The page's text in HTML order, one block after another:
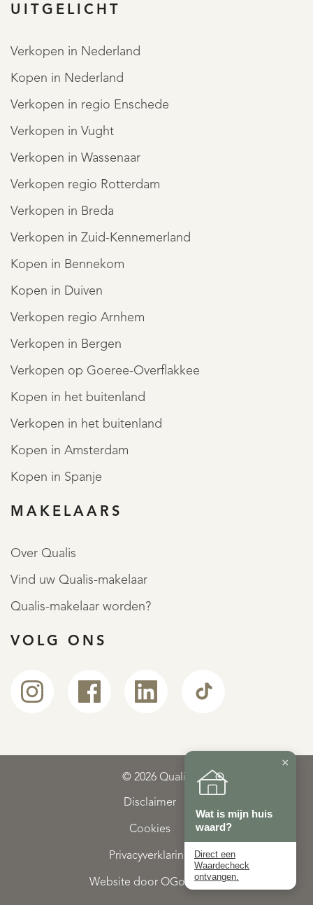
UITGELICHT
Verkopen in Nederland
Kopen in Nederland
Verkopen in regio Enschede
Verkopen in Vught
Verkopen in Wassenaar
Verkopen regio Rotterdam
Verkopen in Breda
Verkopen in Zuid-Kennemerland
Kopen in Bennekom
Kopen in Duiven
Verkopen regio Arnhem
Verkopen in Bergen
Verkopen op Goeree-Overflakkee
Kopen in het buitenland
Verkopen in het buitenland
Kopen in Amsterdam
Kopen in Spanje
MAKELAARS
Over Qualis
Vind uw Qualis-makelaar
Qualis-makelaar worden?
VOLG ONS
© 2026 Qualis
Disclaimer
Cookies
Privacyverklaring
Website door OGonline
REGISTREER
×
Wat is mijn huis
waard?
Direct een
Waardecheck
ontvangen.